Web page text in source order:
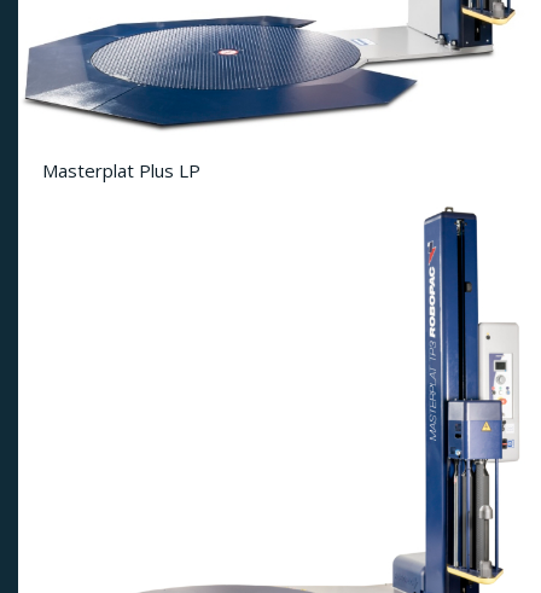
Masterplat Plus LP